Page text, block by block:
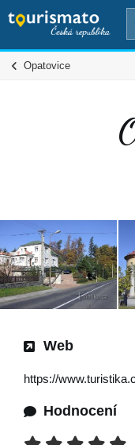
Opatovice
Web
https://
Hodnocení